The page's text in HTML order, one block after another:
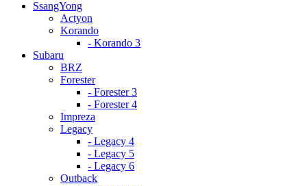
SsangYong
Actyon
Korando
- Korando 3
Subaru
BRZ
Forester
- Forester 3
- Forester 4
Impreza
Legacy
- Legacy 4
- Legacy 5
- Legacy 6
Outback